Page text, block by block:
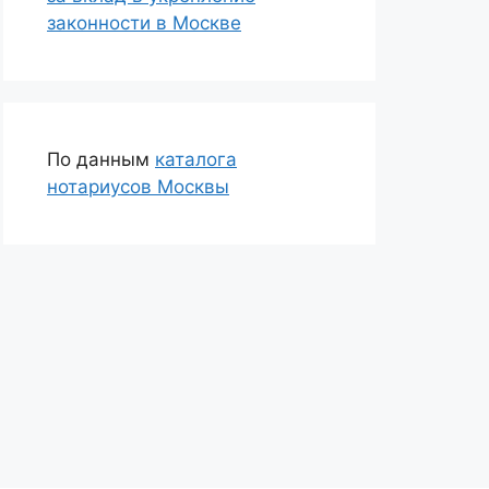
законности в Москве
По данным каталога
нотариусов Москвы